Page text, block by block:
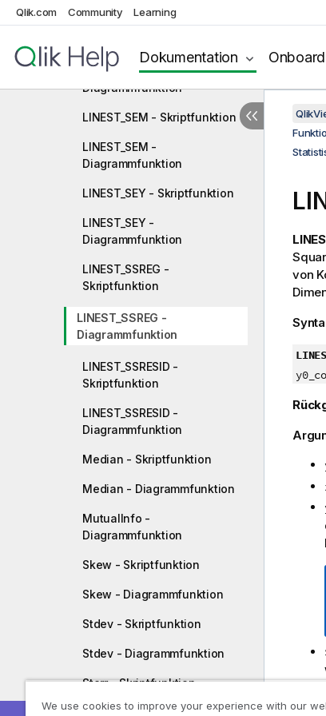
Qlik.com Community Learning
Dokumentation
Diagrammfunktion
LINEST_SEB -
Diagrammfunktion
LINEST_SEM - Skriptfunktion
LINEST_SEM -
Diagrammfunktion
LINEST_SEY - Skriptfunktion
LINEST_SEY -
Diagrammfunktion
LINEST_SSREG -
Skriptfunktion
LINEST_SSREG -
Diagrammfunktion
LINEST_SSRESID -
Skriptfunktion
LINEST_SSRESID -
Diagrammfunktion
Median - Skriptfunktion
Median - Diagrammfunktion
MutualInfo -
Diagrammfunktion
Skew - Skriptfunktion
Skew - Diagrammfunktion
Stdev - Skriptfunktion
Stdev - Diagrammfunktion
Sterr - Skriptfunktion
Sterr - Diagrammfunktion
von
We use cookies to improve your experience with our